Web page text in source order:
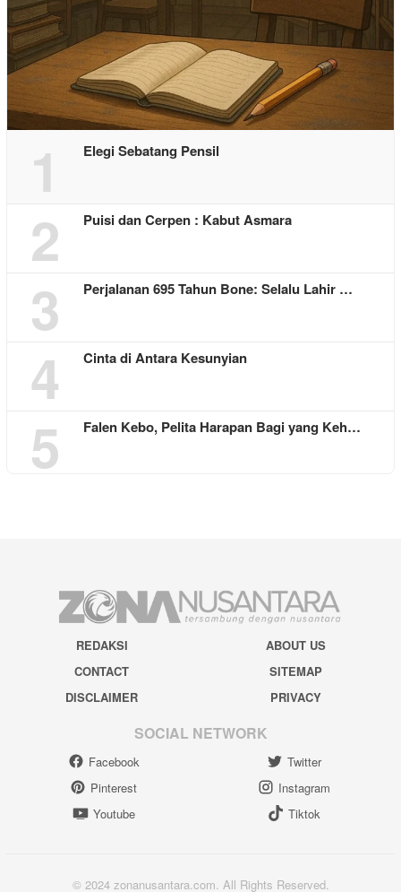
1 Elegi Sebatang Pensil
2 Puisi dan Cerpen : Kabut Asmara
3 Perjalanan 695 Tahun Bone: Selalu Lahir …
4 Cinta di Antara Kesunyian
5 Falen Kebo, Pelita Harapan Bagi yang Keh…
REDAKSI
ABOUT US
CONTACT
SITEMAP
DISCLAIMER
PRIVACY
SOCIAL NETWORK
Facebook
Twitter
Pinterest
Instagram
Youtube
Tiktok
© 2024 zonanusantara.com. All Rights Reserved.